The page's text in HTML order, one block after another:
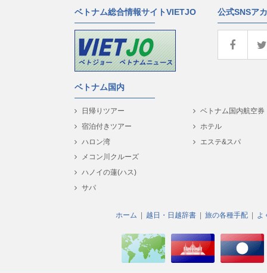
ベトナム総合情報サイトVIETJO 公式SNSア
ベトナム国内
日帰りツアー
宿泊付きツアー
ハロン湾
メコン川クルーズ
ハノイの蓮(ハス)
サパ
ベトナム国内航空券
ホテル
エステ&スパ
ホーム 越日・日越辞書 旅の各種手配 よ